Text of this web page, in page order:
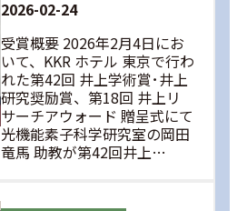
2026-02-24
受賞概要 2026年2月4日にお
いて、KKR ホテル 東京で行わ
れた第42回 井上学術賞･井上
研究奨励賞、第18回 井上リ
サーチアウォード 贈呈式にて
光機能素子科学研究室の岡田
竜馬 助教が第42回井上…